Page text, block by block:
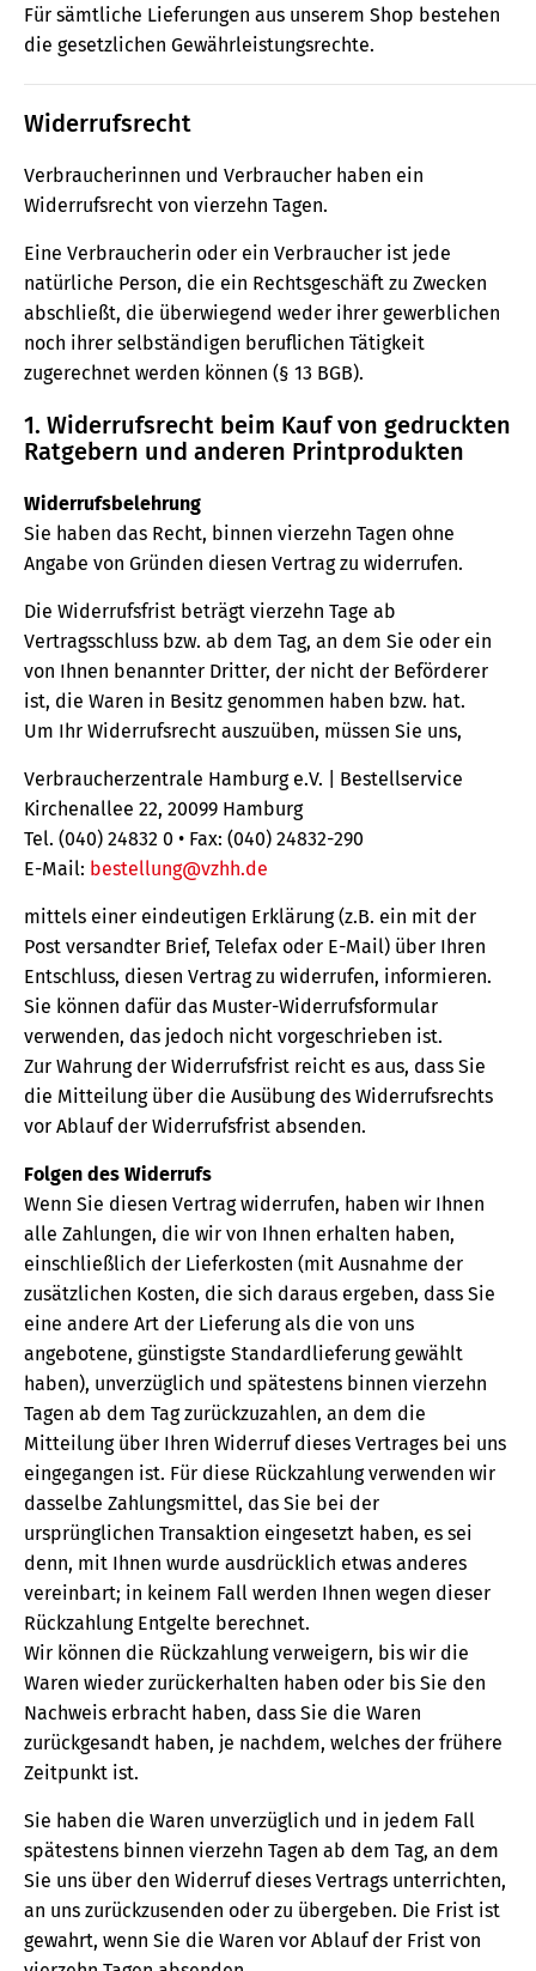
Für sämtliche Lieferungen aus unserem Shop bestehen
die gesetzlichen Gewährleistungsrechte.
Widerrufsrecht
Verbraucherinnen und Verbraucher haben ein
Widerrufsrecht von vierzehn Tagen.
Eine Verbraucherin oder ein Verbraucher ist jede
natürliche Person, die ein Rechtsgeschäft zu Zwecken
abschließt, die überwiegend weder ihrer gewerblichen
noch ihrer selbständigen beruflichen Tätigkeit
zugerechnet werden können (§ 13 BGB).
1. Widerrufsrecht beim Kauf von gedruckten
Ratgebern und anderen Printprodukten
Widerrufsbelehrung
Sie haben das Recht, binnen vierzehn Tagen ohne
Angabe von Gründen diesen Vertrag zu widerrufen.
Die Widerrufsfrist beträgt vierzehn Tage ab
Vertragsschluss bzw. ab dem Tag, an dem Sie oder ein
von Ihnen benannter Dritter, der nicht der Beförderer
ist, die Waren in Besitz genommen haben bzw. hat.
Um Ihr Widerrufsrecht auszuüben, müssen Sie uns,
Verbraucherzentrale Hamburg e.V. | Bestellservice
Kirchenallee 22, 20099 Hamburg
Tel. (040) 24832 0 • Fax: (040) 24832-290
E-Mail: bestellung@vzhh.de
mittels einer eindeutigen Erklärung (z.B. ein mit der
Post versandter Brief, Telefax oder E-Mail) über Ihren
Entschluss, diesen Vertrag zu widerrufen, informieren.
Sie können dafür das Muster-Widerrufsformular
verwenden, das jedoch nicht vorgeschrieben ist.
Zur Wahrung der Widerrufsfrist reicht es aus, dass Sie
die Mitteilung über die Ausübung des Widerrufsrechts
vor Ablauf der Widerrufsfrist absenden.
Folgen des Widerrufs
Wenn Sie diesen Vertrag widerrufen, haben wir Ihnen
alle Zahlungen, die wir von Ihnen erhalten haben,
einschließlich der Lieferkosten (mit Ausnahme der
zusätzlichen Kosten, die sich daraus ergeben, dass Sie
eine andere Art der Lieferung als die von uns
angebotene, günstigste Standardlieferung gewählt
haben), unverzüglich und spätestens binnen vierzehn
Tagen ab dem Tag zurückzuzahlen, an dem die
Mitteilung über Ihren Widerruf dieses Vertrages bei uns
eingegangen ist. Für diese Rückzahlung verwenden wir
dasselbe Zahlungsmittel, das Sie bei der
ursprünglichen Transaktion eingesetzt haben, es sei
denn, mit Ihnen wurde ausdrücklich etwas anderes
vereinbart; in keinem Fall werden Ihnen wegen dieser
Rückzahlung Entgelte berechnet.
Wir können die Rückzahlung verweigern, bis wir die
Waren wieder zurückerhalten haben oder bis Sie den
Nachweis erbracht haben, dass Sie die Waren
zurückgesandt haben, je nachdem, welches der frühere
Zeitpunkt ist.
Sie haben die Waren unverzüglich und in jedem Fall
spätestens binnen vierzehn Tagen ab dem Tag, an dem
Sie uns über den Widerruf dieses Vertrags unterrichten,
an uns zurückzusenden oder zu übergeben. Die Frist ist
gewahrt, wenn Sie die Waren vor Ablauf der Frist von